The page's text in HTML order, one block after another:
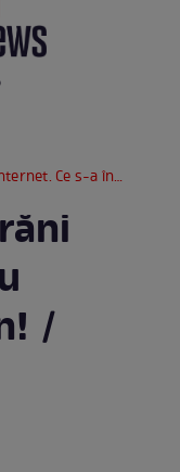
a lui Răzvan Simion! / FOTO
/